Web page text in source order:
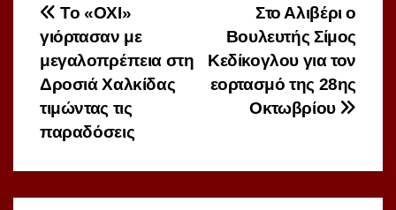
Πλοήγηση
άρθρων
Στο Αλιβέρι ο
Βουλευτής Σίμος
Κεδίκογλου για τον
εορτασμό της 28ης
Οκτωβρίου
Το «ΟΧΙ»
γιόρτασαν με
μεγαλοπρέπεια στη
Δροσιά Χαλκίδας
τιμώντας τις
παραδόσεις